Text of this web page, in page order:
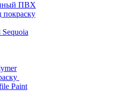
ПВХ
покраску
Paint